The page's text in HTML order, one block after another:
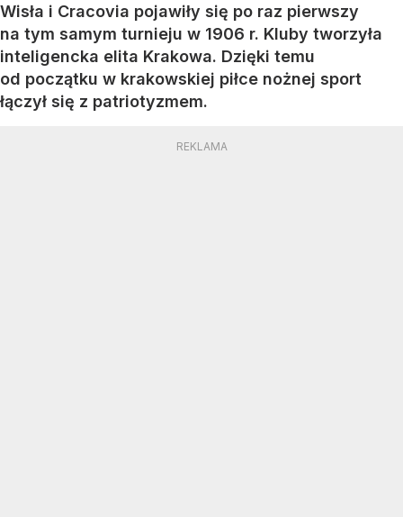
Wisła i Cracovia pojawiły się po raz pierwszy
na tym samym turnieju w 1906 r. Kluby tworzyła
inteligencka elita Krakowa. Dzięki temu
od początku w krakowskiej piłce nożnej sport
łączył się z patriotyzmem.